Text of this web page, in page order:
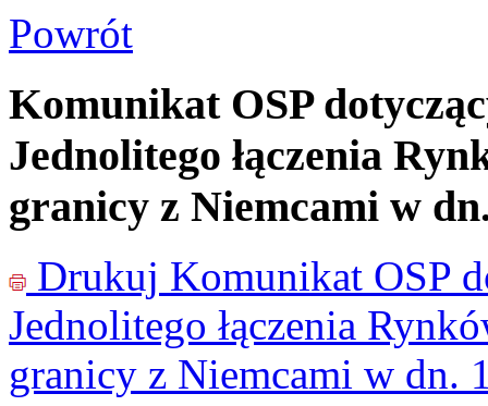
Powrót
Komunikat OSP
Jednolitego łączenia
granicy z Niemcami w
Drukuj Komunikat OSP
Jednolitego łączenia
granicy z Niemcami w dn.